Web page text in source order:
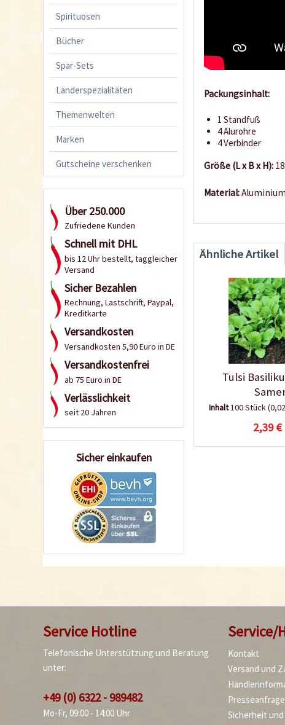
Spirituosen
Bücher
Spar-Sets
Länderspezialitäten
Themenwelten
Marken
Gutscheine verschenken
Über 250.000
Zufriedene Kunden
Schnell mit DHL
bis 12 Uhr bestellt, taggleicher
Versand
Sicher Bezahlen
Rechnung, Lastschrift, Paypal,
Kreditkarte
Versandkosten
Versandkosten 5,90 Euro in DE
Versandkostenfrei
ab 75 Euro in DE
Verlässlichkeit
seit 20 Jahren
Sicher einkaufen
Packungsinhalt:
1 Standfuß
4 Alurohre
4 Verbinder
Größe (L x B x H):
Material:
Ähnliche Artikel
Tulsi
Inhalt100 Stück
2,39 €
Service Hotline
Telefonische Unterstützung und Beratung
unter:
+49 (0) 6322 - 989482
Mo-Fr, 09:00 - 14:00 Uhr
Service/
Kontakt
Versand und
Sicherheit